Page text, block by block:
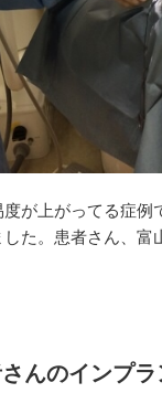
が上がってる症例
した。患者さん、富
んのインプ